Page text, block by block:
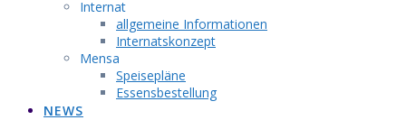
Internat
allgemeine Informationen
Internatskonzept
Mensa
Speisepläne
Essensbestellung
NEWS